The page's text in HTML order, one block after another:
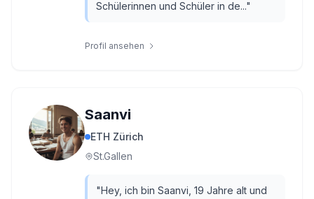
Schülerinnen und Schüler in de..."
Profil ansehen
Saanvi
ETH Zürich
St.Gallen
"Hey, ich bin Saanvi, 19 Jahre alt und